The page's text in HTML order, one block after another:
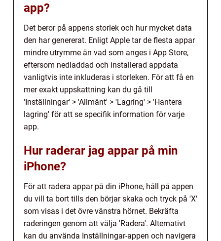
app?
Det beror på appens storlek och hur mycket data
den har genererat. Enligt Apple tar de flesta appar
mindre utrymme än vad som anges i App Store,
eftersom nedladdad och installerad appdata
vanligtvis inte inkluderas i storleken. För att få en
mer exakt uppskattning kan du gå till
'Inställningar' > 'Allmänt' > 'Lagring' > 'Hantera
lagring' för att se specifik information för varje
app.
Hur raderar jag appar på min
iPhone?
För att radera appar på din iPhone, håll på appen
du vill ta bort tills den börjar skaka och tryck på 'X'
som visas i det övre vänstra hörnet. Bekräfta
raderingen genom att välja 'Radera'. Alternativt
kan du använda Inställningar-appen och navigera